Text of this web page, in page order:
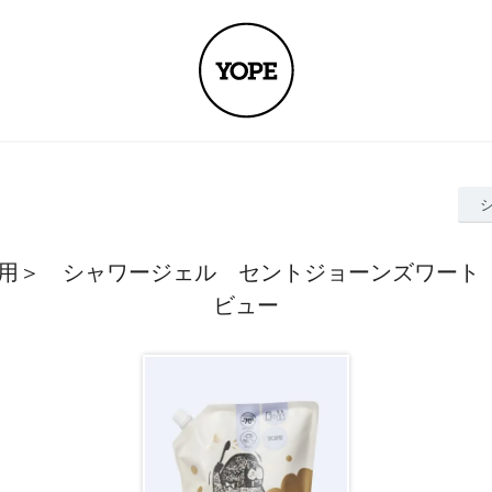
用＞ シャワージェル セントジョーンズワー
ビュー